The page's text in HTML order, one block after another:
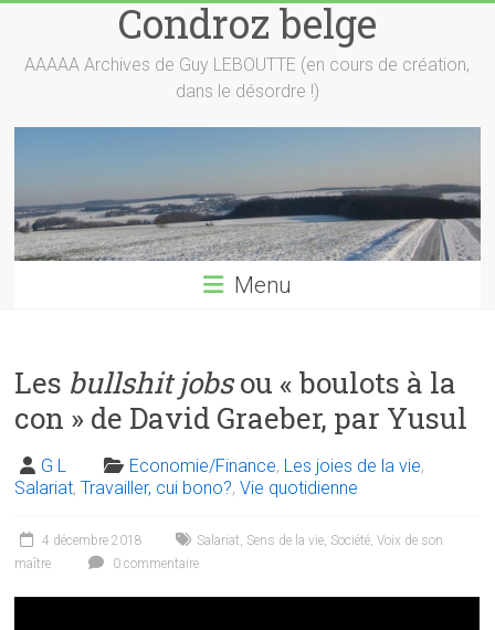
content
Condroz belge
AAAAA Archives de Guy LEBOUTTE (en cours de création,
dans le désordre !)
Menu
Les bullshit jobsou « boulots à la
con » de David Graeber, par Yusul
G L Economie/Finance, Les joies de la vie,
Salariat,Travailler, cui bono?,Vie quotidienne
4 décembre 2018 Salariat, Sens de la vie, Société,Voix de son
maître
0 commentaire